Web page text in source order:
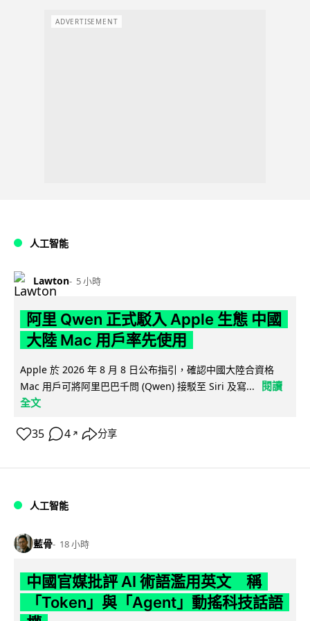
ADVERTISEMENT
人工智能
Lawton 5 小時
阿里 Qwen 正式駁入 Apple 生態 中國
大陸 Mac 用戶率先使用
Apple 於 2026 年 8 月 8 日公布指引，確認中國大陸合資格
Mac 用戶可將阿里巴巴千問 (Qwen) 接駁至 Siri 及寫...
閱讀
全文
35 4 ↗ 分享
人工智能
藍骨 18 小時
中國官媒批評 AI 術語濫用英文 稱
「Token」與「Agent」動搖科技話語